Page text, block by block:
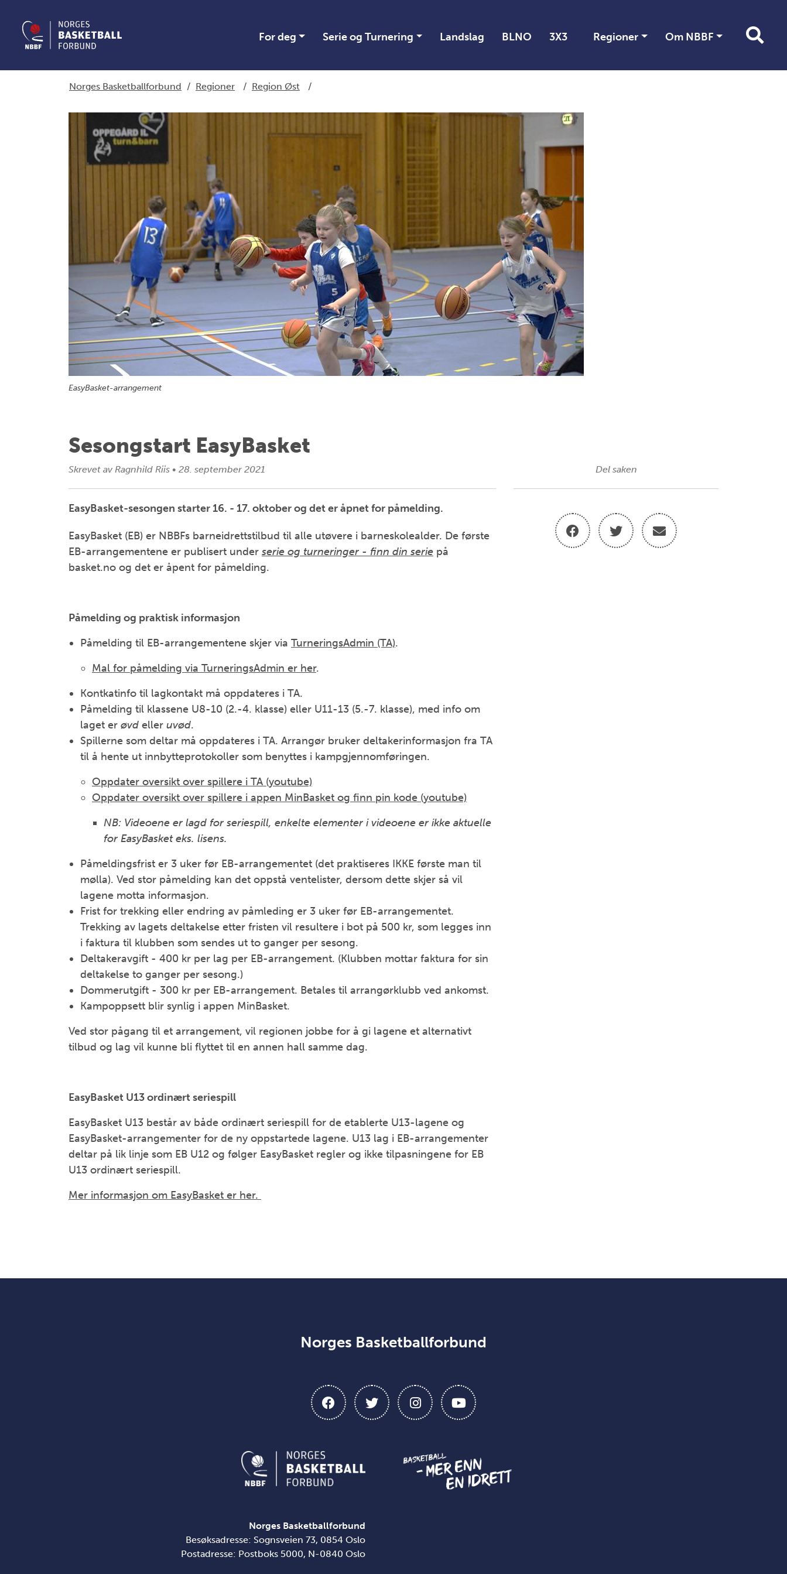
For deg Serie og Turnering Landslag BLNO 3X3 Regioner Om NBBF
Norges Basketballforbund / Regioner / Region Øst /
EasyBasket-arrangement
Sesongstart EasyBasket
Skrevet av Ragnhild Riis • 28. september 2021
EasyBasket-sesongen starter 16. - 17. oktober og det er åpnet for påmelding.
EasyBasket (EB) er NBBFs barneidrettstilbud til alle utøvere i barneskolealder. De første
EB-arrangementene er publisert under serie og turneringer - finn din serie på
basket.no og det er åpent for påmelding.
Påmelding og praktisk informasjon
Påmelding til EB-arrangementene skjer via TurneringsAdmin (TA).
Mal for påmelding via TurneringsAdmin er her.
Kontkatinfo til lagkontakt må oppdateres i TA.
Påmelding til klassene U8-10 (2.-4. klasse) eller U11-13 (5.-7. klasse), med info om
laget er øvd eller uvød.
Spillerne som deltar må oppdateres i TA. Arrangør bruker deltakerinformasjon fra TA
til å hente ut innbytteprotokoller som benyttes i kampgjennomføringen.
Oppdater oversikt over spillere i TA (youtube)
Oppdater oversikt over spillere i appen MinBasket og finn pin kode (youtube)
NB: Videoene er lagd for seriespill, enkelte elementer i videoene er ikke aktuelle
for EasyBasket eks. lisens.
Påmeldingsfrist er 3 uker før EB-arrangementet (det praktiseres IKKE første man til
mølla). Ved stor påmelding kan det oppstå ventelister, dersom dette skjer så vil
lagene motta informasjon.
Frist for trekking eller endring av påmleding er 3 uker før EB-arrangementet.
Trekking av lagets deltakelse etter fristen vil resultere i bot på 500 kr, som legges inn
i faktura til klubben som sendes ut to ganger per sesong.
Deltakeravgift - 400 kr per lag per EB-arrangement. (Klubben mottar faktura for sin
deltakelse to ganger per sesong.)
Dommerutgift - 300 kr per EB-arrangement. Betales til arrangørklubb ved ankomst.
Kampoppsett blir synlig i appen MinBasket.
Ved stor pågang til et arrangement, vil regionen jobbe for å gi lagene et alternativt
tilbud og lag vil kunne bli flyttet til en annen hall samme dag.
EasyBasket U13 ordinært seriespill
EasyBasket U13 består av både ordinært seriespill for de etablerte U13-lagene og
EasyBasket-arrangementer for de ny oppstartede lagene. U13 lag i EB-arrangementer
deltar på lik linje som EB U12 og følger EasyBasket regler og ikke tilpasningene for EB
U13 ordinært seriespill.
Mer informasjon om EasyBasket er her.
Del saken
Norges Basketballforbund
Norges Basketballforbund
Besøksadresse: Sognsveien 73, 0854 Oslo
Postadresse: Postboks 5000, N-0840 Oslo